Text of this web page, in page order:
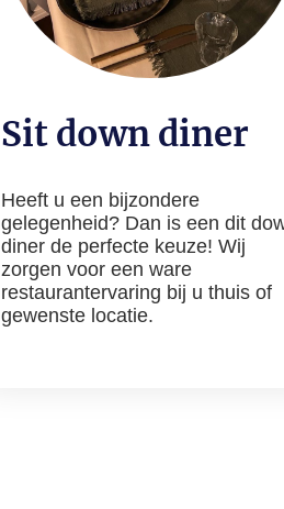
Sit down diner
Heeft u een bijzondere
gelegenheid? Dan is een dit
diner de perfecte keuze! Wij
zorgen voor een ware
restaurantervaring bij u thuis of
gewenste locatie.